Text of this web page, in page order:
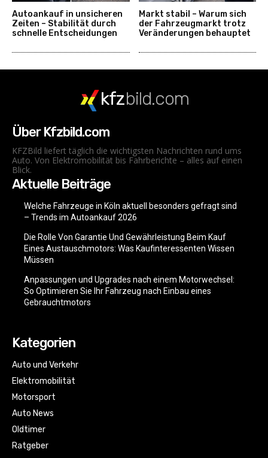
Autoankauf in unsicheren
Zeiten – Stabilität durch
schnelle Entscheidungen
Markt stabil – Warum sich
der Fahrzeugmarkt trotz
Veränderungen behauptet
kfzbild.com
Über Kfzbild.com
KFZBild liefert täglich die wichtigsten Nachrichten rund ums
Auto. Von Elektromobilität bis Fahrberichte – alles auf einen
Blick.
Aktuelle Beiträge
Welche Fahrzeuge in Köln aktuell besonders gefragt sind
– Trends im Autoankauf 2026
Die Rolle Von Garantie Und Gewährleistung Beim Kauf
Eines Austauschmotors: Was Kaufinteressenten Wissen
Müssen
Anpassungen und Upgrades nach einem Motorwechsel:
So Optimieren Sie Ihr Fahrzeug nach Einbau eines
Gebrauchtmotors
Kategorien
Auto und Verkehr
Elektromobilität
Motorsport
Auto News
Oldtimer
Ratgeber